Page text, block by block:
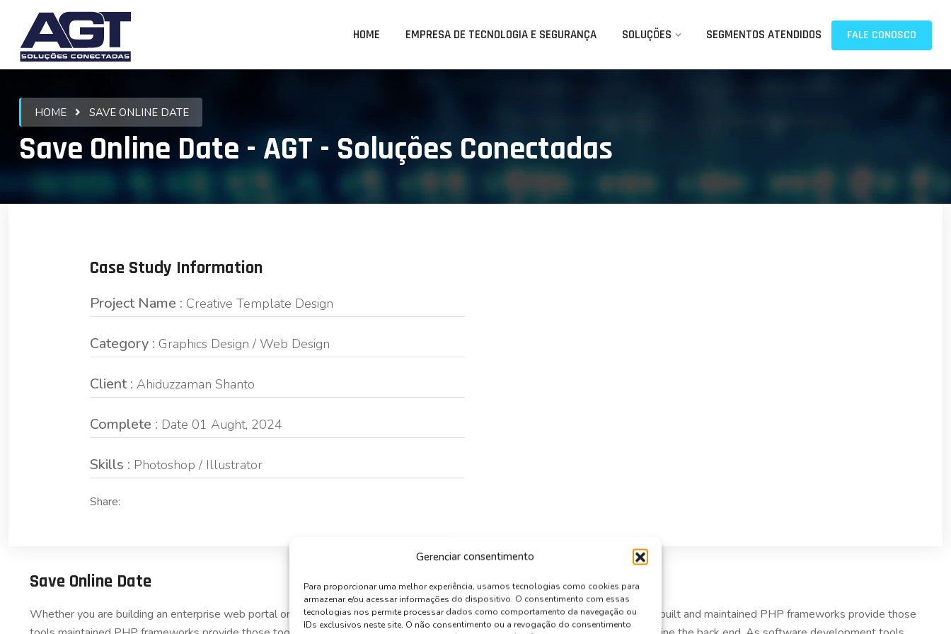
Gerenciar consentimento
Para proporcionar uma melhor experiência, usamos tecnologias como cookies para
armazenar e/ou acessar informações do dispositivo. O consentimento com essas
tecnologias nos permite processar dados como comportamento da navegação ou
IDs exclusivos neste site. O não consentimento ou a revogação do consentimento
HOME EMPRESA DE TECNOLOGIA E SEGURANÇA SOLUÇÕES SEGMENTOS ATENDIDOS FALE CONOSCO
HOME SAVE ONLINE DATE
Save Online Date - AGT - Soluções Conectadas
Case Study Information
Project Name : Creative Template Design
Category : Graphics Design / Web Design
Client : Ahiduzzaman Shanto
Complete : Date 01 Aught, 2024
Skills : Photoshop / Illustrator
Share:
Save Online Date
Whether you are building an enterprise web portal or a state-of-the-art website, you always need the right modern tools. Well-built and maintained PHP frameworks provide those